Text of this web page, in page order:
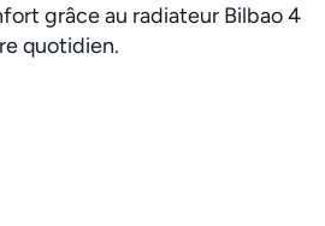
grâce au radiateur Bilbao 4
quotidien.